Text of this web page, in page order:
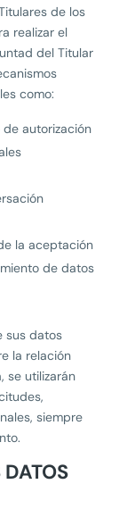
de los
realizar el
del Titular
como:
autorización
la aceptación
de datos
sus datos
la relación
se utilizarán
siempre